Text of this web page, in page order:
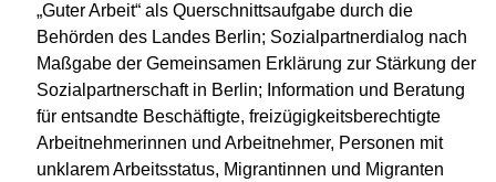
„Guter Arbeit“ als Querschnittsaufgabe durch die
Behörden des Landes Berlin; Sozialpartnerdialog nach
Maßgabe der Gemeinsamen Erklärung zur Stärkung der
Sozialpartnerschaft in Berlin; Information und Beratung
für entsandte Beschäftigte, freizügigkeitsberechtigte
Arbeitnehmerinnen und Arbeitnehmer, Personen mit
unklarem Arbeitsstatus, Migrantinnen und Migranten